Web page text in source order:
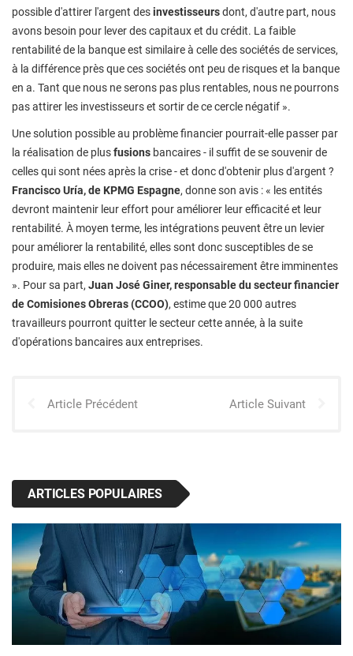
possible d'attirer l'argent desinvestisseursdont, d'autre part, nous
avons besoin pour lever des capitaux et du crédit. La faible
rentabilité de la banque est similaire à celle des sociétés de services,
à la différence près que ces sociétés ont peu de risques et la banque
en a. Tant que nous ne serons pas plus rentables, nous ne pourrons
pas attirer les investisseurs et sortir de ce cercle négatif ».
Une solution possible au problème financier pourrait-elle passer par
la réalisation de plusfusions bancaires - il suffit de se souvenir de
celles qui sont nées après la crise - et donc d'obtenir plus d'argent ?
Francisco Uría, de KPMG Espagne, donne son avis : « les entités
devront maintenir leur effort pour améliorer leur efficacité et leur
rentabilité. À moyen terme, les intégrations peuvent être un levier
pour améliorer la rentabilité, elles sont donc susceptibles de se
produire, mais elles ne doivent pas nécessairement être imminentes
». Pour sa part, Juan José Giner, responsable du secteur financier
de Comisiones Obreras (CCOO), estime que 20 000 autres
travailleurs pourront quitter le secteur cette année, à la suite
d'opérations bancaires aux entreprises.
Article Précédent Article Suivant
ARTICLES POPULAIRES